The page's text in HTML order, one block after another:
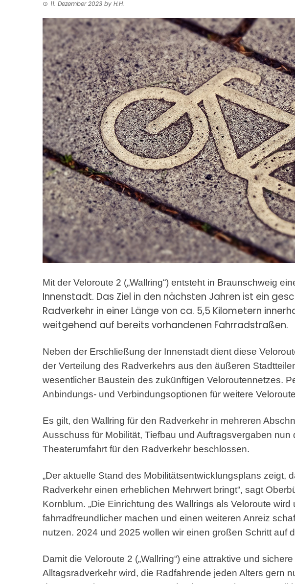
11. Dezember 2023 by H.H.
Mit der Veloroute 2 („Wallring“) entsteht in Braunschweig
Innenstadt. Das Ziel in den nächsten Jahren ist ein
Radverkehr in einer Länge von ca. 5,5 Kilometern
weitgehend auf bereits vorhandenen Fahrradstraßen.
Neben der Erschließung der Innenstadt dient diese
der Verteilung des Radverkehrs aus den äußeren
wesentlicher Baustein des zukünftigen Veloroutennetzes.
Anbindungs- und Verbindungsoptionen für weitere
Es gilt, den Wallring für den Radverkehr in mehreren
Ausschuss für Mobilität, Tiefbau und Auftragsvergaben
Theaterumfahrt für den Radverkehr beschlossen.
„Der aktuelle Stand des Mobilitätsentwicklungsplans zeigt,
Radverkehr einen erheblichen Mehrwert bringt“, sagt
Kornblum. „Die Einrichtung des Wallrings als Veloroute
fahrradfreundlicher machen und einen weiteren Anreiz
nutzen. 2024 und 2025 wollen wir einen großen Schritt auf
Damit die Veloroute 2 („Wallring“) eine attraktive und
Alltagsradverkehr wird, die Radfahrende jeden Alters gern